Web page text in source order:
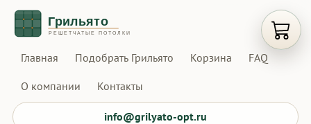
Главная Подобрать Грильято Корзина FAQ
О компании Контакты
info@grilyato-opt.ru